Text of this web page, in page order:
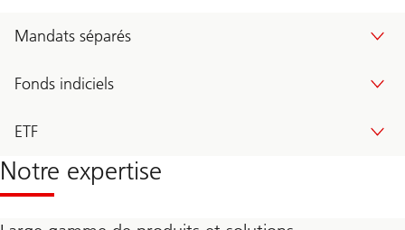
Mandats séparés
Fonds indiciels
ETF
Notre expertise